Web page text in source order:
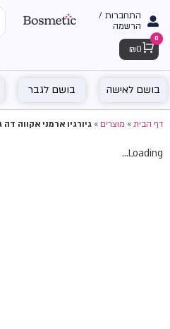
התחברות /
הרשמה
Cart
0
₪ 0
בושם לאישה בושם לגבר
דף הבית»מוצרים»גיורגיו ארמני אקווה דה גיו
Loading...